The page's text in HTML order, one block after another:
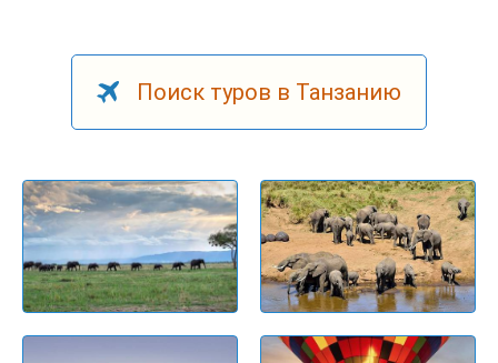
Поиск туров в Танзанию